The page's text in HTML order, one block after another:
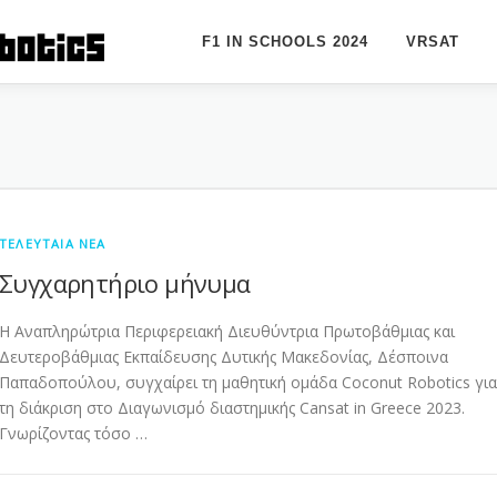
F1 IN SCHOOLS 2024 VRSAT
ΤΕΛΕΥΤΑΊΑ ΝΈΑ
Συγχαρητήριο μήνυμα
H Αναπληρώτρια Περιφερειακή Διευθύντρια Πρωτοβάθμιας και
Δευτεροβάθμιας Εκπαίδευσης Δυτικής Μακεδονίας, Δέσποινα
Παπαδοπούλου, συγχαίρει τη μαθητική ομάδα Coconut Robotics για
τη διάκριση στο Διαγωνισμό διαστημικής Cansat in Greece 2023.
Γνωρίζοντας τόσο …